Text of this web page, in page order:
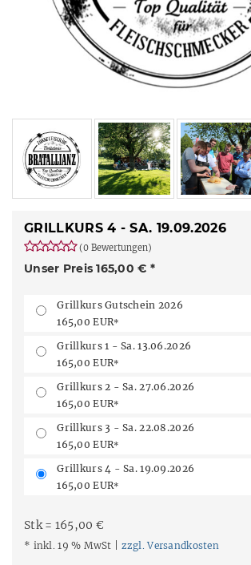
GRILLKURS 4 - SA. 19.09.2026
(0 Bewertungen)
Unser Preis 165,00 € *
Grillkurs Gutschein 2026
165,00 EUR*
Grillkurs 1 - Sa. 13.06.2026
165,00 EUR*
Grillkurs 2 - Sa. 27.06.2026
165,00 EUR*
Grillkurs 3 - Sa. 22.08.2026
165,00 EUR*
Grillkurs 4 - Sa. 19.09.2026
165,00 EUR*
Stk = 165,00 €
* inkl. 19 % MwSt | zzgl. Versandkosten